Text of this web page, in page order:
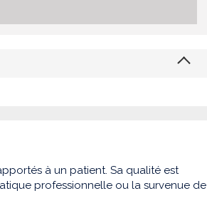
à un patient. Sa qualité est
professionnelle ou la survenue de